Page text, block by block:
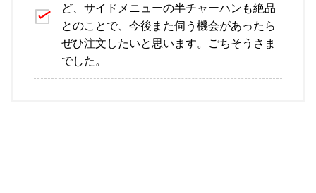
ど、サイドメニューの半チャーハンも絶品
とのことで、今後また伺う機会があったら
ぜひ注文したいと思います。ごちそうさま
でした。